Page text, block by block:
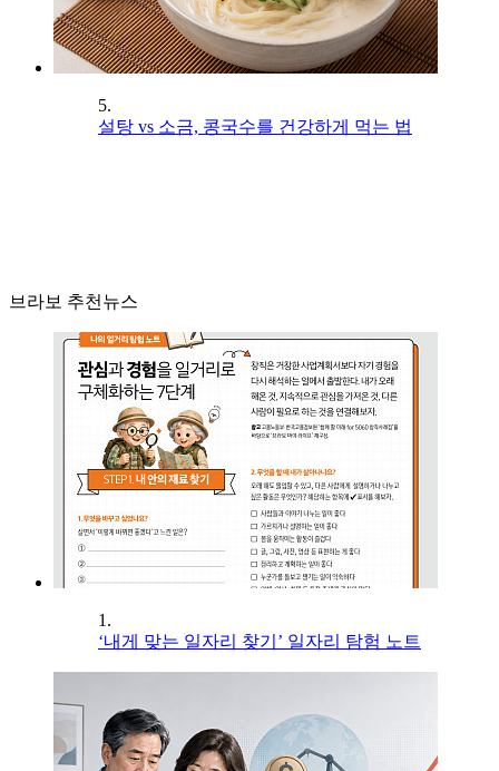
5.
설탕 vs 소금, 콩국수를 건강하게 먹는 법
브라보 추천뉴스
1.
‘내게 맞는 일자리 찾기’ 일자리 탐험 노트